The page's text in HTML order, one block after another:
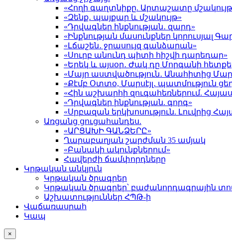
«Հողի գաղտնիքը. Արտաշատը
«Զենք․ պայքար և մշակույթ»
«Դրվագներ ինքնության․ զարդ»
«Ինքնության մասունքներ կորուսյալ
«Լճաշեն․ ջրասույզ գանձարան»
«Սուրբ անունդ պիտի հիշվի դարեդար»
«Երեկ և այսօր․ Ժակ դը Մորգանի
«Մայր աստվածություն․ Անահիտից
«Քէմբ Օտտօ, Մարսէյլ․ պատմություն
«Հին աշխարհի զուգահեռներում.
«Դրվագներ ինքնության. գորգ»
«Սրբազան երկխոսություն. Լուվրից
Առցանց ցուցահանդես.
«ԱՐՑԱԽԻ ԳԱՆՁԵՐԸ»
Ղարաբաղյան շարժման 35 ամյակ
«Բանակի ակունքներում»
Հավերժի ճամփորդները
Կրթական անկյուն
Կրթական ծրագրեր
Կրթական ծրագրեր՝ բաժանորդագրային
Աշխատություններ ՀՊԹ-ի
Վաճառասրահ
Կապ
×